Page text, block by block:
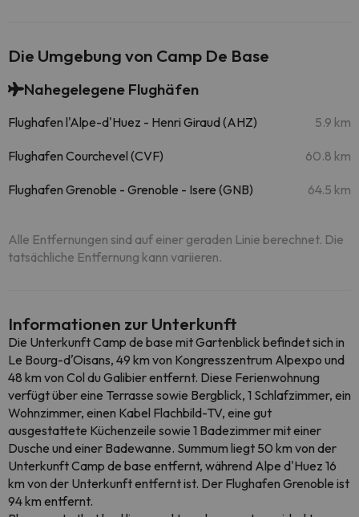
Die Umgebung von Camp De Base
Nahegelegene Flughäfen
Flughafen l'Alpe-d'Huez - Henri Giraud (AHZ) 5.9 km
Flughafen Courchevel (CVF) 60.8 km
Flughafen Grenoble - Grenoble - Isere (GNB) 64.5 km
Alle Entfernungen sind auf einer geraden Linie berechnet. Die
tatsächliche Entfernung kann variieren.
Informationen zur Unterkunft
Die Unterkunft Camp de base mit Gartenblick befindet sich in
Le Bourg-dʼOisans, 49 km von Kongresszentrum Alpexpo und
48 km von Col du Galibier entfernt. Diese Ferienwohnung
verfügt über eine Terrasse sowie Bergblick, 1 Schlafzimmer, ein
Wohnzimmer, einen Kabel Flachbild-TV, eine gut
ausgestattete Küchenzeile sowie 1 Badezimmer mit einer
Dusche und einer Badewanne. Summum liegt 50 km von der
Unterkunft Camp de base entfernt, während Alpe d'Huez 16
km von der Unterkunft entfernt ist. Der Flughafen Grenoble ist
94 km entfernt.